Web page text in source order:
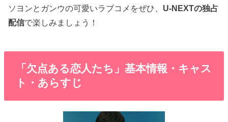
ソヨンとガンウの可愛いラブコメをぜひ、 U-NEXTの独占
配信で楽しみましょう！
「欠点ある恋人たち」基本情報・キャス
ト・あらすじ